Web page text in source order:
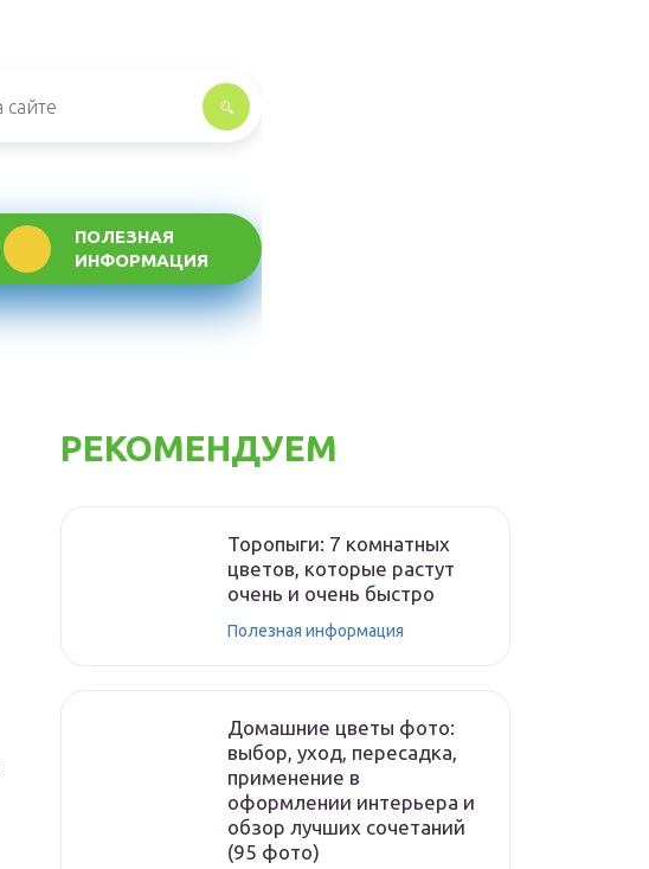
ПОЛЕЗНАЯ
ИНФОРМАЦИЯ
РЕКОМЕНДУЕМ
Торопыги: 7 комнатных
цветов, которые растут
очень и очень быстро
Полезная информация
Домашние цветы фото:
выбор, уход, пересадка,
применение в
оформлении интерьера и
обзор лучших сочетаний
(95 фото)